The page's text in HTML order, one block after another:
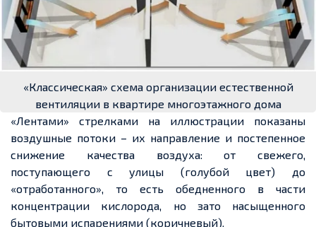
«Классическая» схема организации естественной
вентиляции в квартире многоэтажного дома
«Лентами» стрелками на иллюстрации показаны
воздушные потоки – их направление и постепенное
снижение качества воздуха: от свежего,
поступающего с улицы (голубой цвет) до
«отработанного», то есть обедненного в части
концентрации кислорода, но зато насыщенного
бытовыми испарениями (коричневый).